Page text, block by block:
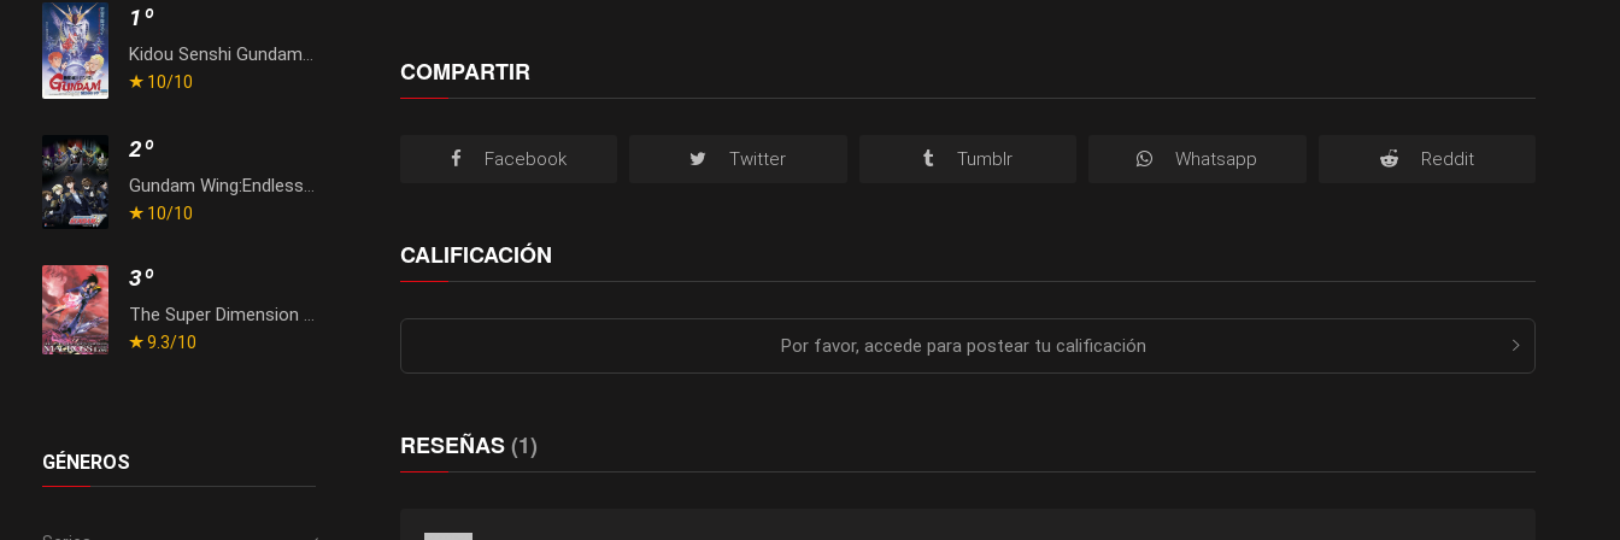
1º
Kidou Senshi Gundam: Gyakushuu no Char
10/10
2º
Gundam Wing:Endless Waltz
10/10
3º
9.3/10
GÉNEROS
COMPARTIR
Facebook Twitter Tumblr Whatsapp Reddit
CALIFICACIÓN
Por favor, accede para postear tu calificación
RESEÑAS(1)